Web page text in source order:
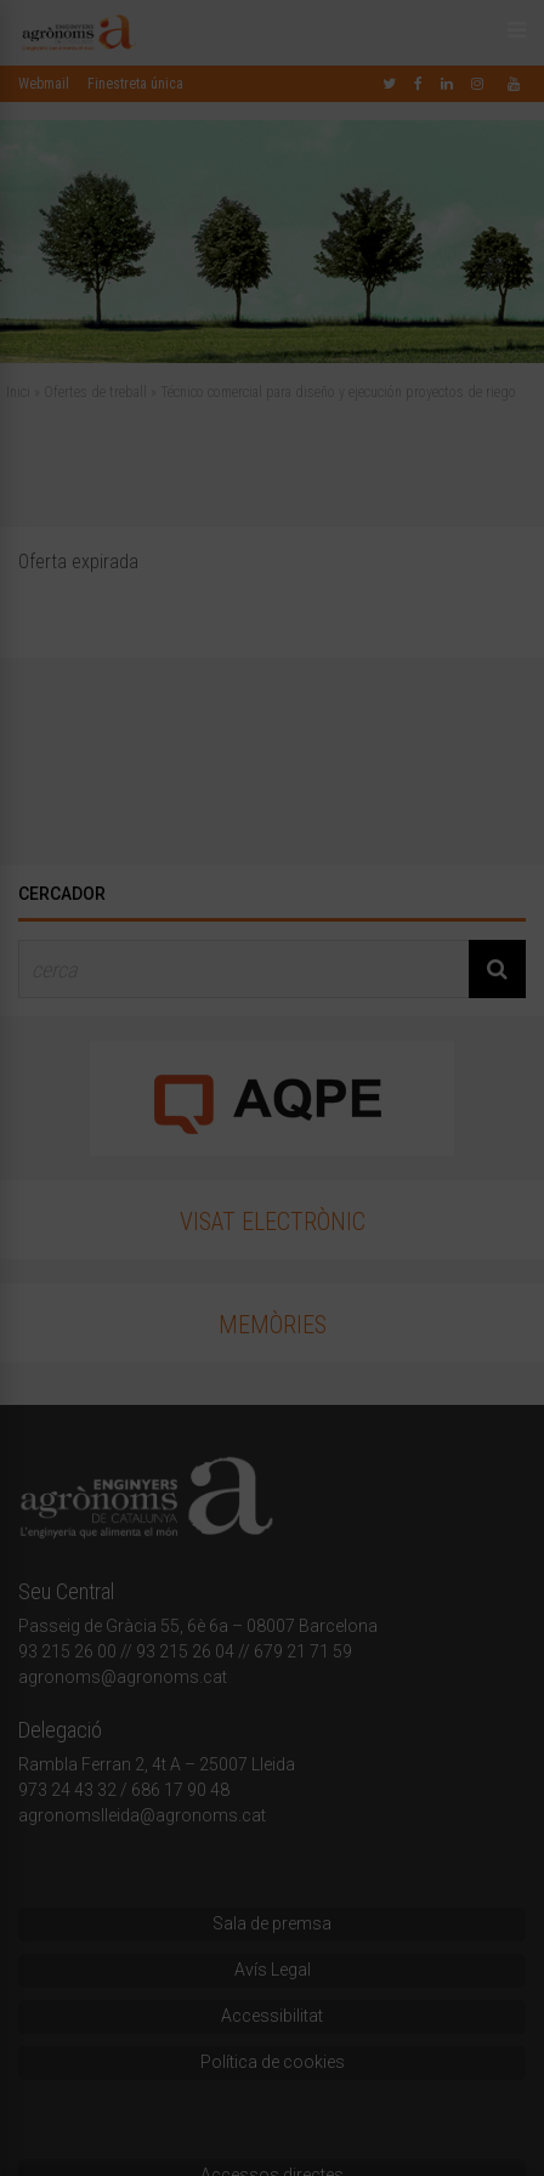
Webmail Finestreta única
Oferta expirada
CERCADOR
VISAT ELECTRÒNIC
MEMÒRIES
Seu Central
Passeig de Gràcia 55, 6è 6a – 08007 Barcelona
93 215 26 00 // 93 215 26 04 // 679 21 71 59
agronoms@agronoms.cat
Delegació
Rambla Ferran 2, 4t A – 25007 Lleida
973 24 43 32 / 686 17 90 48
agronomslleida@agronoms.cat
Sala de premsa
Avís Legal
Accessibilitat
Política de cookies